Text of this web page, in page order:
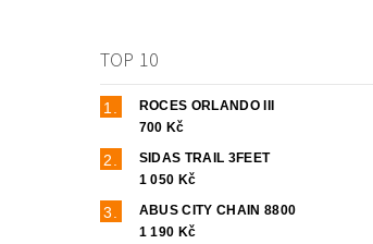
TOP 10
ROCES ORLANDO III
700 Kč
SIDAS TRAIL 3FEET
1 050 Kč
ABUS CITY CHAIN 8800
1 190 Kč